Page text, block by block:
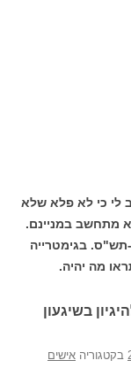
לי כי לא פלא שלא
הרי לא מתחשב במניינם.
באג 2000 אלא מקק-תש"ס. בגימטרייה
בשיגעון
בקטגוריה אישים